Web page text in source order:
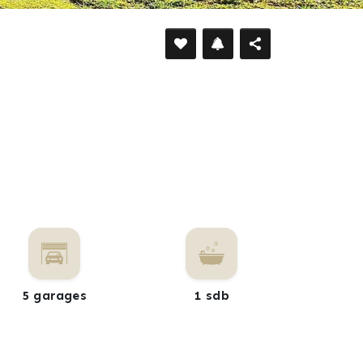
DÉFILER VERS LE BAS
5 garages 1 sdb